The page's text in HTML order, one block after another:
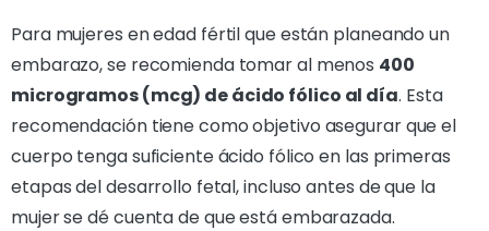
Para mujeres en edad fértil que están planeando un
embarazo, se recomienda tomar al menos 400
microgramos (mcg) de ácido fólico al día. Esta
recomendación tiene como objetivo asegurar que el
cuerpo tenga suficiente ácido fólico en las primeras
etapas del desarrollo fetal, incluso antes de que la
mujer se dé cuenta de que está embarazada.